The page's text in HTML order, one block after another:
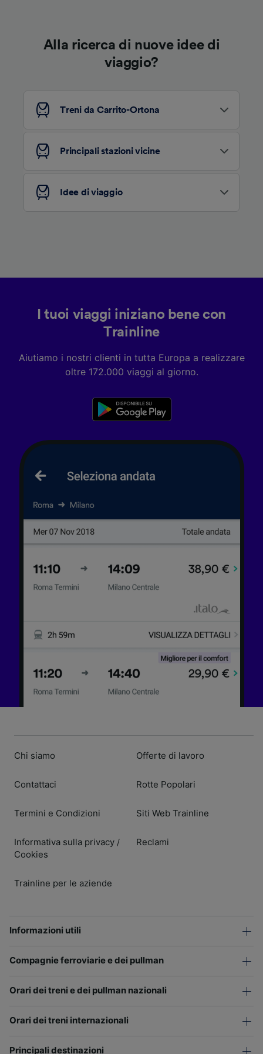
Alla ricerca di nuove idee di
viaggio?
Treni da Carrito-Ortona
Principali stazioni vicine
Idee di viaggio
I tuoi viaggi iniziano bene con
Trainline
Aiutiamo i nostri clienti in tutta Europa a realizzare
oltre 172.000 viaggi al giorno.
Chi siamo
Contattaci
Termini e Condizioni
Informativa sulla privacy /
Cookies
Trainline per le aziende
Offerte di lavoro
Rotte Popolari
Siti Web Trainline
Reclami
Informazioni utili
Compagnie ferroviarie e dei pullman
Orari dei treni e dei pullman nazionali
Orari dei treni internazionali
Principali destinazioni